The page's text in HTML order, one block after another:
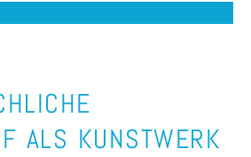
ALS KUNSTWERK